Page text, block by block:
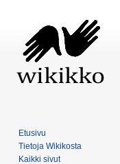
Etusivu
Tietoja Wikikosta
Kaikki sivut